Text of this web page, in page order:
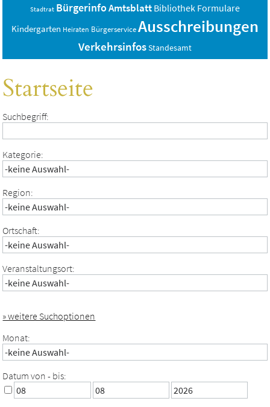
Stadtrat BürgerinfoAmtsblatt Bibliothek Formulare
Kindergarten Heiraten BürgerserviceAusschreibungen
VerkehrsinfosStandesamt
Startseite
Suchbegriff:
Kategorie:
Region:
Ortschaft:
Veranstaltungsort:
» weitere Suchoptionen
Monat:
Datum von - bis: